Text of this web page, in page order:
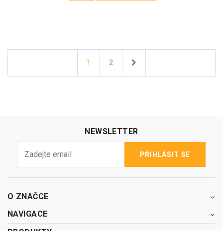
1 2
NEWSLETTER
PŘIHLÁSIT SE
O ZNAČCE
NAVIGACE